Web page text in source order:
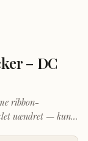
– DC
ribbon-
uændret — kun